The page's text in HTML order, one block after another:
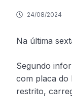
24/08/2024
Na última
Segundo
com placa do
restrito,